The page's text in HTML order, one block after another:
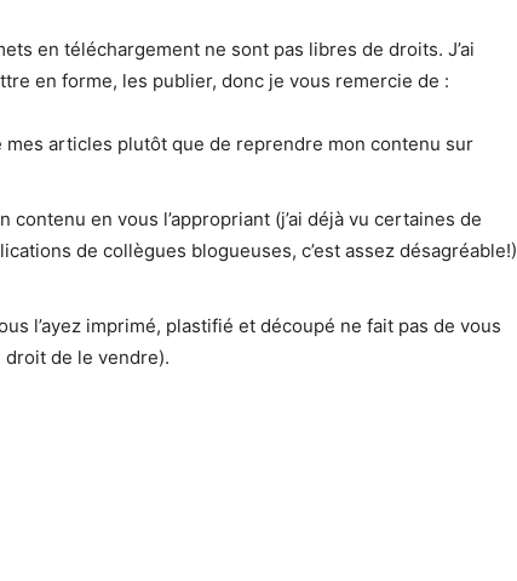
en téléchargement ne sont pas libres de droits. J’ai
en forme, les publier, donc je vous remercie de :
articles plutôt que de reprendre mon contenu sur
en vous l’appropriant (j’ai déjà vu certaines de
de collègues blogueuses, c’est assez désagréable!)
l’ayez imprimé, plastifié et découpé ne fait pas de vous
droit de le vendre).